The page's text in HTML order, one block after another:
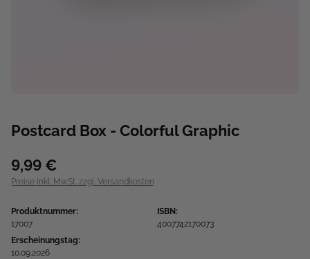
Postcard Box - Colorful Graphic
9,99 €
Preise inkl. MwSt. zzgl. Versandkosten
Produktnummer:
17007
ISBN:
4007742170073
Erscheinungstag:
10.09.2026